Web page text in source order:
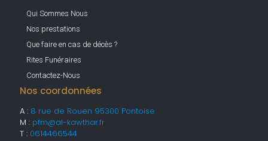
Qui Sommes Nous
Nos prestations
Que faire en cas de décès ?
Rites Funéraires
Contactez-Nous
Nos coordonnées
A : 8 rue de Rouen 95300 Pontoise
M : pfm@al-kawthar.fr
T : 0614466544